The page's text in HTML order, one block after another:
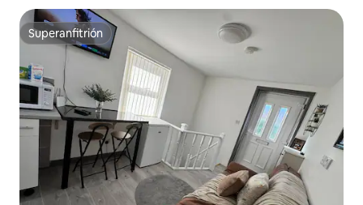
Superanfitrión
Superanfitrión